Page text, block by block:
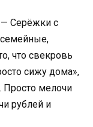
— Серёжки с
что свекровь
сижу дома»,
Просто мелочи
рублей и